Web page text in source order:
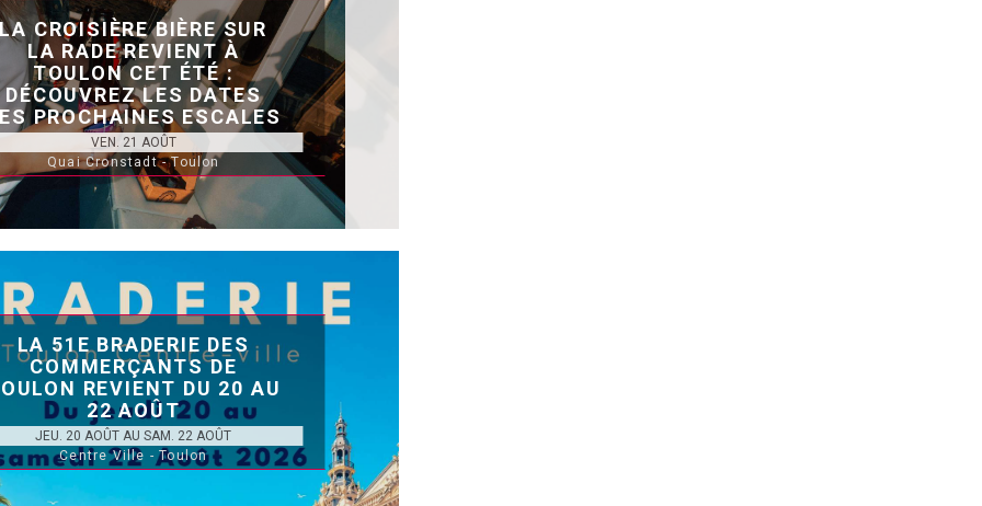
LA CROISIÈRE BIÈRE SUR
LA RADE REVIENT À
TOULON CET ÉTÉ :
DÉCOUVREZ LES DATES
PROCHAINES ESCALES
VEN. 21 AOÛT
Quai Cronstadt - Toulon
LA 51E BRADERIE DES
COMMERÇANTS DE
REVIENT DU 20 AU
22 AOÛT
JEU. 20 AOÛT AU SAM. 22 AOÛT
Centre Ville - Toulon